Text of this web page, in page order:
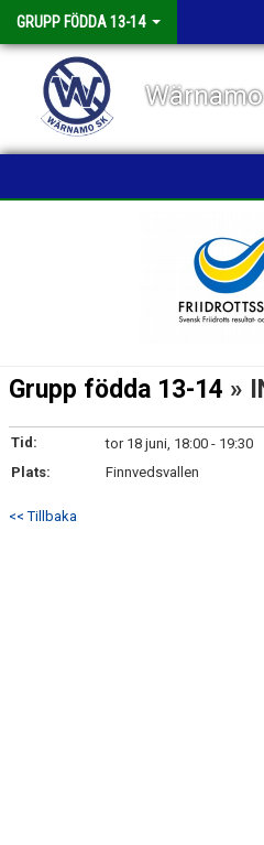
GRUPP FÖDDA 13-14
Grupp födda 13-14 »
Tid:
tor 18 juni, 18:00 - 19:30
Plats:
Finnvedsvallen
<< Tillbaka